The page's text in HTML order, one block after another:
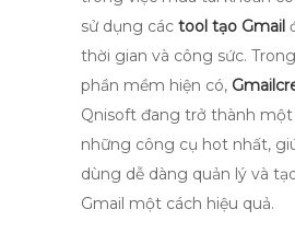
sử dụng các tool tạo Gmail
thời gian và công sức.
phần mềm hiện có,
Qnisoft đang trở thành
những công cụ hot nhất,
dùng dễ dàng quản lý và
Gmail một cách hiệu quả.